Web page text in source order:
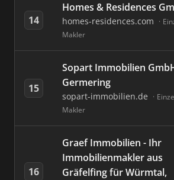
14
Homes & Residences
homes-residences.com
Makler
15
Sopart Immobilien
Germering
sopart-immobilien.de
Makler
16
Graef Immobilien - Ihr
Immobilienmakler aus
Gräfelfing für Würmtal,